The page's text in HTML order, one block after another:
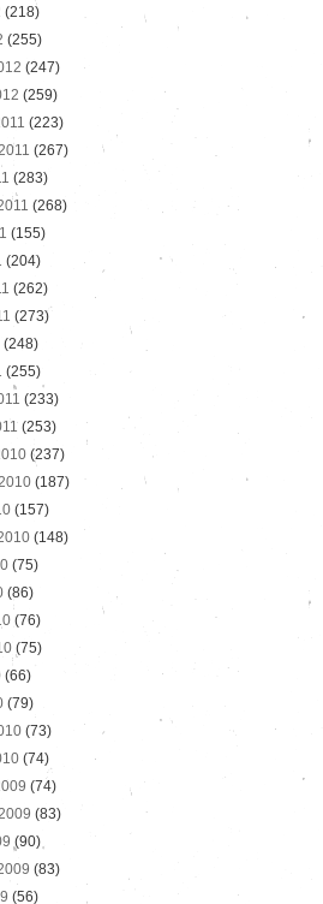
(218)
(255)
(247)
(259)
(223)
(267)
(283)
(268)
(155)
(204)
(262)
(273)
(248)
(255)
(233)
(253)
(237)
(187)
(157)
(148)
(75)
(86)
(76)
(75)
(66)
(79)
(73)
(74)
(74)
(83)
(90)
(83)
(56)